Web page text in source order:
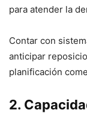
para atender la
Contar con
anticipar
planificación
2.